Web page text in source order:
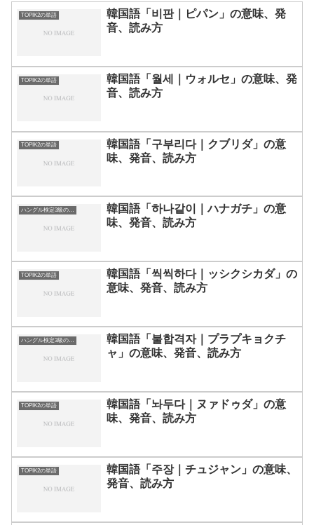
TOPIK2の単語
韓国語「비판｜ピパン」の意味、発
音、読み方
TOPIK2の単語
韓国語「월세｜ウォルセ」の意味、発
音、読み方
TOPIK2の単語
韓国語「구부리다｜クブリダ」の意
味、発音、読み方
ハングル検定3級の単語
韓国語「하나같이｜ハナガチ」の意
味、発音、読み方
TOPIK2の単語
韓国語「씩씩하다｜ッシクシカダ」の
意味、発音、読み方
ハングル検定3級の単語
韓国語「불합격자｜プラプキョクチ
ャ」の意味、発音、読み方
TOPIK2の単語
韓国語「놔두다｜ヌァドゥダ」の意
味、発音、読み方
TOPIK2の単語
韓国語「주장｜チュジャン」の意味、
発音、読み方